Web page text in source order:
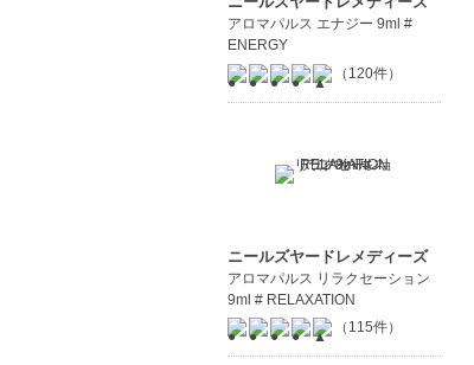
アロマパルス エナジー 9ml #
ENERGY
（120件）
ニールズヤードレメディーズ
アロマパルス リラクセーション
9ml # RELAXATION
（115件）